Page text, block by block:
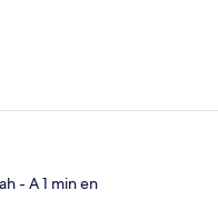
- A 1 min en